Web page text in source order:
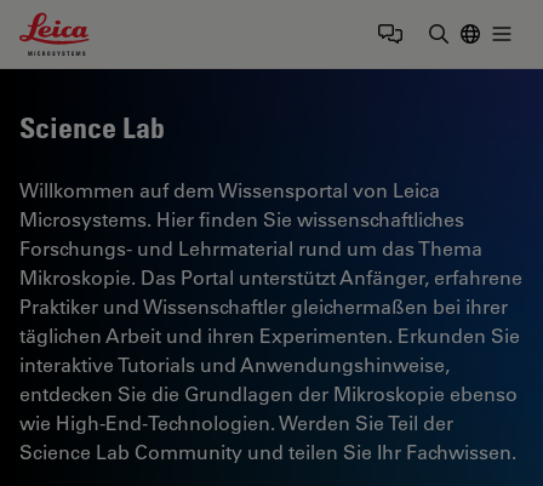
Leica Microsystems Logo
Science Lab
Willkommen auf dem Wissensportal von Leica
Microsystems. Hier finden Sie wissenschaftliches
Forschungs- und Lehrmaterial rund um das Thema
Mikroskopie. Das Portal unterstützt Anfänger, erfahrene
Praktiker und Wissenschaftler gleichermaßen bei ihrer
täglichen Arbeit und ihren Experimenten. Erkunden Sie
interaktive Tutorials und Anwendungshinweise,
entdecken Sie die Grundlagen der Mikroskopie ebenso
wie High-End-Technologien. Werden Sie Teil der
Science Lab Community und teilen Sie Ihr Fachwissen.